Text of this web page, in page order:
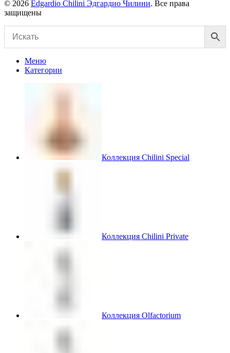
© 2026 Edgardio Chilini Эдгардио Чилини. Все права
защищены
Меню
Категории
Коллекция Chilini Special
Коллекция Chilini Private
Коллекция Olfactorium